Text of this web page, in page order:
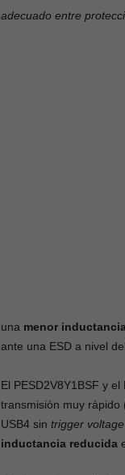
adecuado entre
una menor
ante una ESD a nivel
El PESD2V8Y1BSF y
transmisión muy rápido
USB4 sin trigger voltage
inductancia reducida